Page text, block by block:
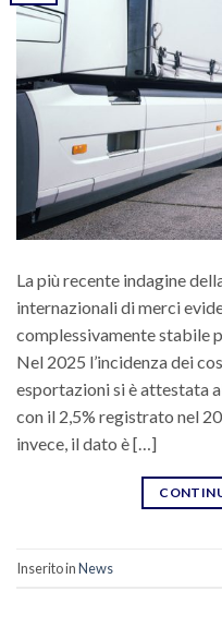
La più recente indagine
internazionali di merci
complessivamente stabile
Nel 2025 l’incidenza dei
esportazioni si è attestata
con il 2,5% registrato nel
invece, il dato è […]
Inserito inNews